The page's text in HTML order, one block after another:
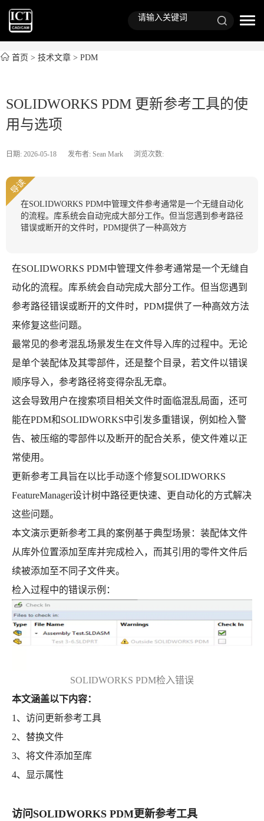
首页 > 技术文章 > PDM
SOLIDWORKS PDM 更新参考工具的使
用与选项
日期: 2026-05-18 发布者: Sean Mark 浏览次数:
导读
在SOLIDWORKS PDM中管理文件参考通常是一个无缝自动化
的流程。库系统会自动完成大部分工作。但当您遇到参考路径
错误或断开的文件时，PDM提供了一种高效方
在SOLIDWORKS PDM中管理文件参考通常是一个无缝自
动化的流程。库系统会自动完成大部分工作。但当您遇到
参考路径错误或断开的文件时，PDM提供了一种高效方法
来修复这些问题。
最常见的参考混乱场景发生在文件导入库的过程中。无论
是单个装配体及其零部件，还是整个目录，若文件以错误
顺序导入，参考路径将变得杂乱无章。
这会导致用户在搜索项目相关文件时面临混乱局面，还可
能在PDM和SOLIDWORKS中引发多重错误，例如检入警
告、被压缩的零部件以及断开的配合关系，使文件难以正
常使用。
更新参考工具旨在以比手动逐个修复SOLIDWORKS
FeatureManager设计树中路径更快速、更自动化的方式解决
这些问题。
本文演示更新参考工具的案例基于典型场景：装配体文件
从库外位置添加至库并完成检入，而其引用的零件文件后
续被添加至不同子文件夹。
检入过程中的错误示例：
SOLIDWORKS PDM检入错误
本文涵盖以下内容：
1、访问更新参考工具
2、替换文件
3、将文件添加至库
4、显示属性
访问SOLIDWORKS PDM更新参考工具